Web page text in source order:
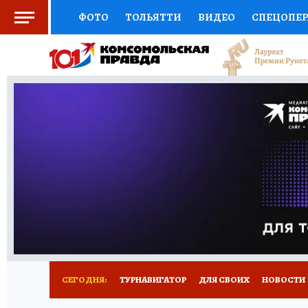
ФОТО ТОЛЬЯТТИ ВИДЕО
СОЦПОДДЕРЖКА НАУКА СПОРТ
ВЫБОР ЭКСПЕРТОВ ДОКТОР
ПРОГНОЗЫ НА СПОРТ
СЕГОДНЯ: ТУРНАВИГАТОР ДЛЯ СВОИХ НОВОСТИ